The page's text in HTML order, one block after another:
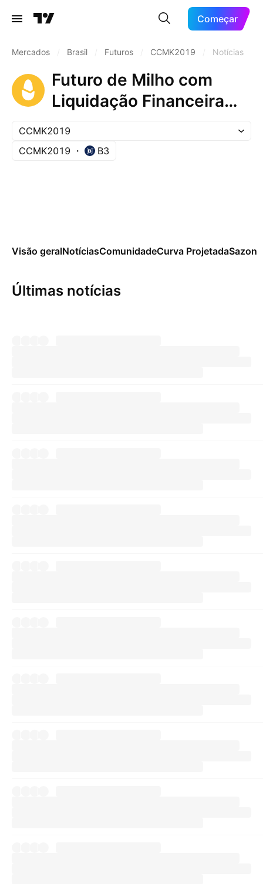
Começar
Mercados Brasil Futuros CCMK2019 Notícias
Futuro de Milho com
Liquidação Financeira
(May 2019)
CCMK2019
CCMK2019
B3
Visão geralNotíciasComunidadeCurva Projetada
Últimas notícias